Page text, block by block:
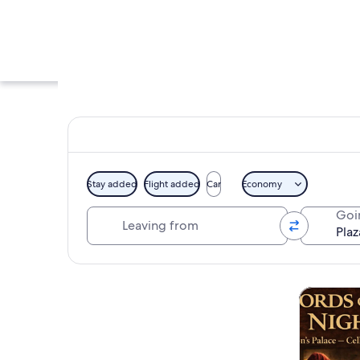
Un edificio
Stay added Flight added Car Economy
Tours y